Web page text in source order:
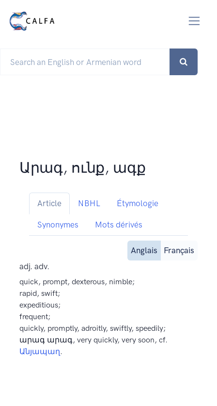
Արագ, ունք, ագք
Article NBHL Étymologie
Synonymes Mots dérivés
Anglais
Français
adj. adv.
quick, prompt, dexterous, nimble;
rapid, swift;
expeditious;
frequent;
quickly, promptly, adroitly, swiftly, speedily;
արագ արագ, very quickly, very soon, cf.
Անյապաղ.